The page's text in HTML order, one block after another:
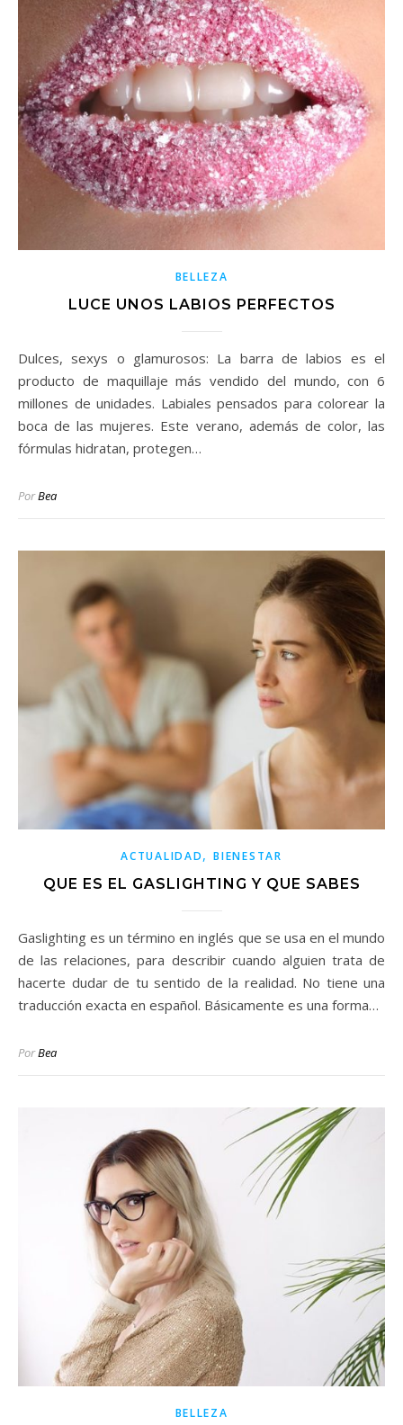
BELLEZA
LUCE UNOS LABIOS PERFECTOS
Dulces, sexys o glamurosos: La barra de labios es el
producto de maquillaje más vendido del mundo, con 6
millones de unidades. Labiales pensados para colorear la
boca de las mujeres. Este verano, además de color, las
fórmulas hidratan, protegen…
PorBea
ACTUALIDAD,BIENESTAR
QUE ES EL GASLIGHTING Y QUE SABES
Gaslighting es un término en inglés que se usa en el mundo
de las relaciones, para describir cuando alguien trata de
hacerte dudar de tu sentido de la realidad. No tiene una
traducción exacta en español. Básicamente es una forma…
PorBea
BELLEZA